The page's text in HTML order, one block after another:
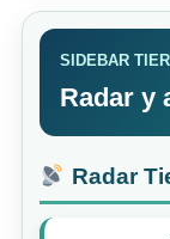
SIDEBAR
Radar y
Radar